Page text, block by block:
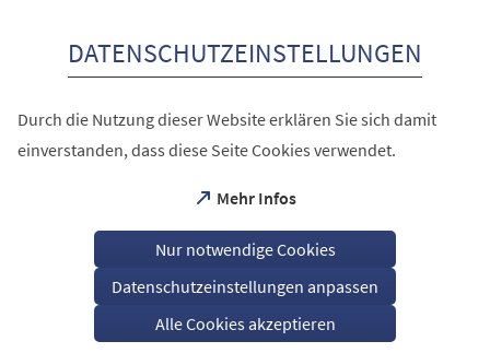
DATENSCHUTZEINSTELLUNGEN
Durch die Nutzung dieser Website erklären Sie sich damit
einverstanden, dass diese Seite Cookies verwendet.
Mehr Infos
(Öffnet
einem
Tab)
Nur notwendige Cookies
Datenschutzeinstellungen anpassen
Alle Cookies akzeptieren